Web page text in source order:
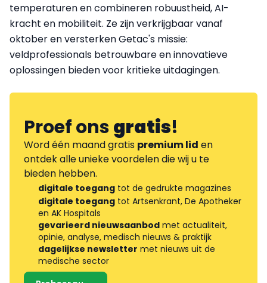
temperaturen en combineren robuustheid, AI-
kracht en mobiliteit. Ze zijn verkrijgbaar vanaf
oktober en versterken Getac's missie:
veldprofessionals betrouwbare en innovatieve
oplossingen bieden voor kritieke uitdagingen.
Proef onsgratis!
Word één maand gratis premium lid en
ontdek alle unieke voordelen die wij u te
bieden hebben.
digitale toegang tot de gedrukte magazines
digitale toegang tot Artsenkrant, De Apotheker
en AK Hospitals
gevarieerd nieuwsaanbod met actualiteit,
opinie, analyse, medisch nieuws & praktijk
dagelijkse newsletter met nieuws uit de
medische sector